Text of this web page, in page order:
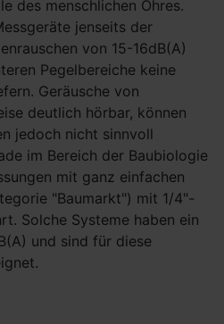
des menschlichen Ohres.
jenseits der
von 15-16dB(A)
Pegelbereiche keine
Geräusche von
deutlich hörbar, können
jedoch nicht sinnvoll
im Bereich der Baubiologie
mit ganz einfachen
"Baumarkt") mit 1/4"-
Solche Systeme haben ein
und sind für diese